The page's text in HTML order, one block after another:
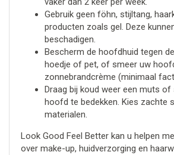
Gebruik geen föhn, stijltang,
producten zoals gel. Deze
beschadigen.
Bescherm de hoofdhuid tegen
hoedje of pet, of smeer uw
zonnebrandcrème (minimaal
Draag bij koud weer een muts
hoofd te bedekken. Kies zachte
materialen.
Look Good Feel Better kan u helpen
over make-up, huidverzorging en